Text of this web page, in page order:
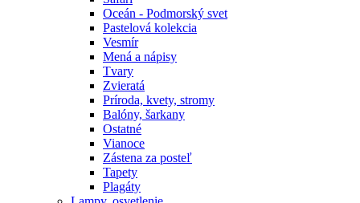
Oceán - Podmorský svet
Pastelová kolekcia
Vesmír
Mená a nápisy
Tvary
Zvieratá
Príroda, kvety, stromy
Balóny, šarkany
Ostatné
Vianoce
Zástena za posteľ
Tapety
Plagáty